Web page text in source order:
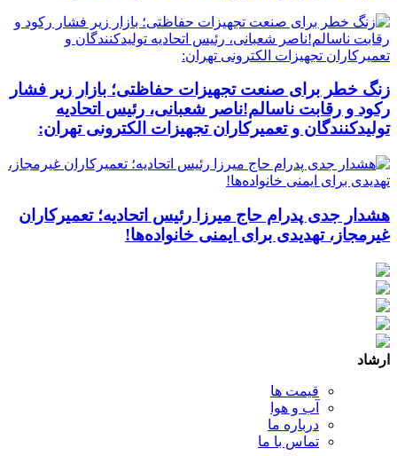
زنگ خطر برای صنعت تجهیزات حفاظتی؛ بازار زیر فشار
رکود و رقابت ناسالم!ناصر شعبانی، رئیس اتحادیه
تولیدکنندگان و تعمیرکاران تجهیزات الکترونی تهران:
هشدار جدی پدرام حاج میرزا رئیس اتحادیه؛ تعمیرکاران
غیرمجاز، تهدیدی برای ایمنی خانواده‌ها!
ارشاد
قیمت ها
آب و هوا
درباره ما
تماس با ما